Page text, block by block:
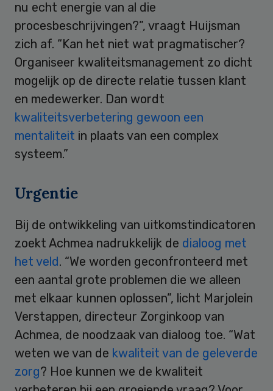
nu echt energie van al die
procesbeschrijvingen?”, vraagt Huijsman
zich af. “Kan het niet wat pragmatischer?
Organiseer kwaliteitsmanagement zo dicht
mogelijk op de directe relatie tussen klant
en medewerker. Dan wordt
kwaliteitsverbetering gewoon een
mentaliteit in plaats van een complex
systeem.”
Urgentie
Bij de ontwikkeling van uitkomstindicatoren
zoekt Achmea nadrukkelijk de dialoog met
het veld. “We worden geconfronteerd met
een aantal grote problemen die we alleen
met elkaar kunnen oplossen”, licht Marjolein
Verstappen, directeur Zorginkoop van
Achmea, de noodzaak van dialoog toe. “Wat
weten we van de kwaliteit van de geleverde
zorg? Hoe kunnen we de kwaliteit